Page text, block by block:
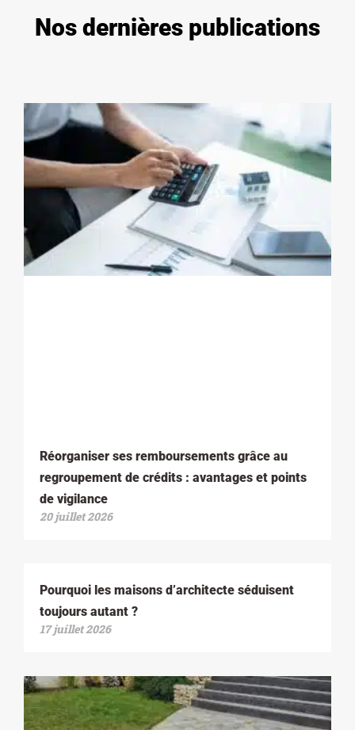
Nos dernières publications
Réorganiser ses remboursements grâce au
regroupement de crédits : avantages et points
de vigilance
20 juillet 2026
Pourquoi les maisons d’architecte séduisent
toujours autant ?
17 juillet 2026